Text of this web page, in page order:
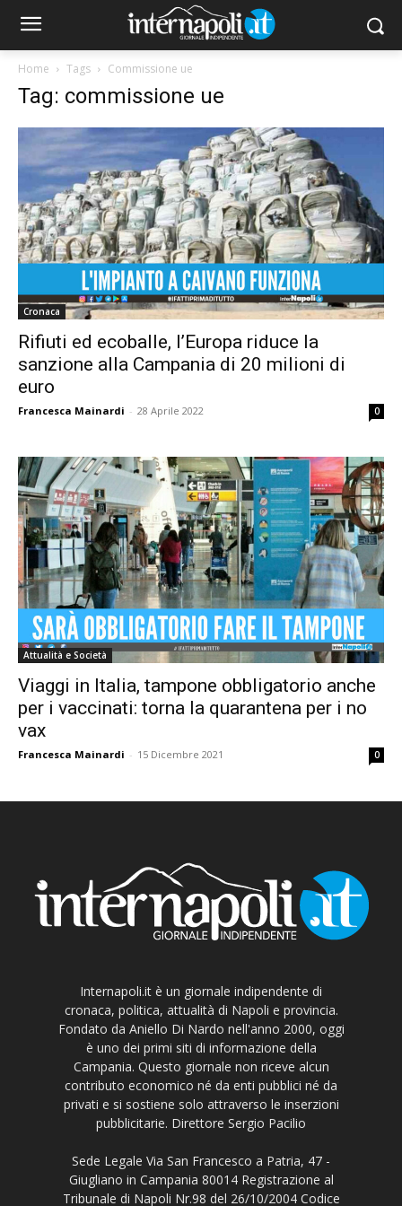
Home Tags Commissione ue
Tag: commissione ue
Cronaca
Rifiuti ed ecoballe, l’Europa riduce la
sanzione alla Campania di 20 milioni di
euro
Francesca Mainardi - 28 Aprile 2022 0
Attualità e Società
Viaggi in Italia, tampone obbligatorio anche
per i vaccinati: torna la quarantena per i no
vax
Francesca Mainardi - 15 Dicembre 2021 0
Internapoli.it è un giornale indipendente di
cronaca, politica, attualità di Napoli e provincia.
Fondato da Aniello Di Nardo nell'anno 2000, oggi
è uno dei primi siti di informazione della
Campania. Questo giornale non riceve alcun
contributo economico né da enti pubblici né da
privati e si sostiene solo attraverso le inserzioni
pubblicitarie. Direttore Sergio Pacilio
Sede Legale Via San Francesco a Patria, 47 -
Giugliano in Campania 80014 Registrazione al
Tribunale di Napoli Nr.98 del 26/10/2004 Codice